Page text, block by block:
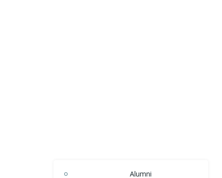
Alumni